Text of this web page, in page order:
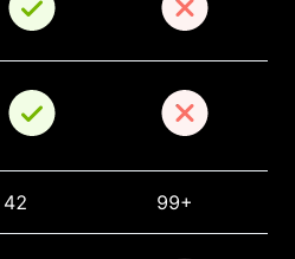
42 99+